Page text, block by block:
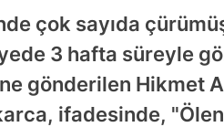
Antalya
Artvin
çok sayıda
3 hafta süreyle
gönderilen Hikmet
ifadesinde,